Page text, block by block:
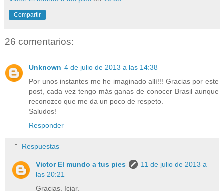
Compartir
26 comentarios:
Unknown 4 de julio de 2013 a las 14:38
Por unos instantes me he imaginado allí!!! Gracias por este
post, cada vez tengo más ganas de conocer Brasil aunque
reconozco que me da un poco de respeto.
Saludos!
Responder
Respuestas
Victor El mundo a tus pies
11 de julio de 2013 a
las 20:21
Gracias, Iciar.